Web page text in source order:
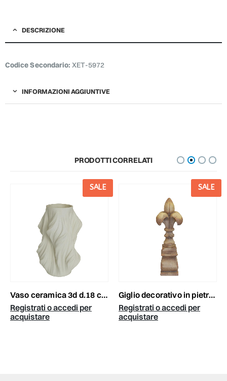
DESCRIZIONE
Codice Secondario: XET-5972
INFORMAZIONI AGGIUNTIVE
PRODOTTI CORRELATI
SALE
vaso ceramica 3d d.18 cm h.28 cm (s) -fidia- bianco
Registrati o accedi per
acquistare
SALE
giglio decorativo in pietra d.25 h.66 cm -impero- grigio/avorio
Registrati o accedi per
acquistare